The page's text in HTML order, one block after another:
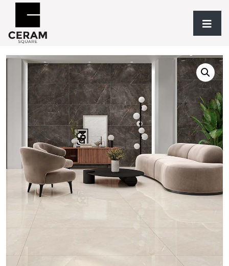
Accueil/Revêtements / Milden